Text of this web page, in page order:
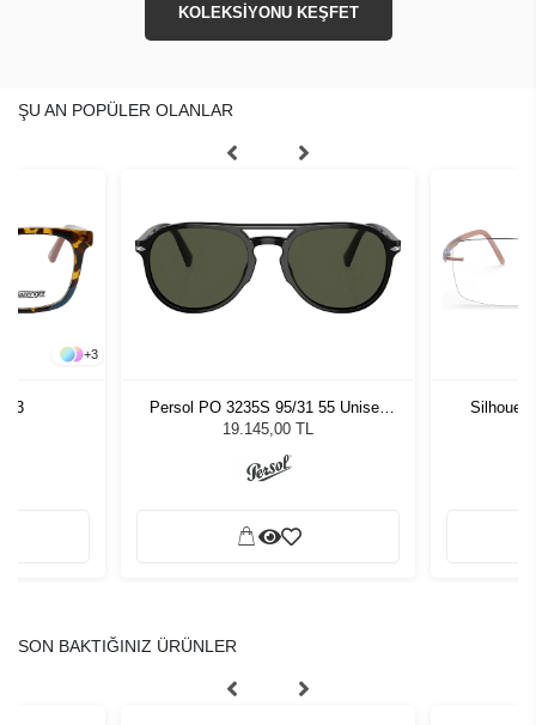
KOLEKSİYONU KEŞFET
ŞU AN POPÜLER OLANLAR
+3
C3
Persol PO 3235S 95/31 55 Unisex
Güneş Gözlüğü
19.145,00 TL
SON BAKTIĞINIZ ÜRÜNLER